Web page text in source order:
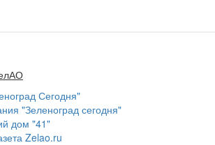
Сегодня"
"Зеленоград сегодня"
дом "41"
Zelao.ru